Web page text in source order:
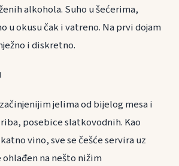
alkohola. Suho u šećerima,
u okusu čak i vatreno. Na prvi dojam
i diskretno.
jelima od bijelog mesa i
posebice slatkovodnih. Kao
vino, sve se češće servira uz
na nešto nižim